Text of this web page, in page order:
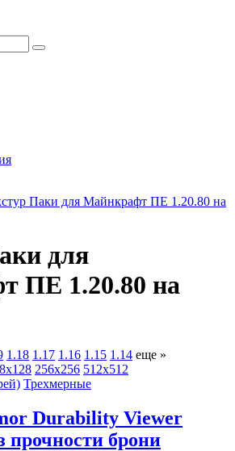
Паки для Майнкрафт ПЕ 1.20.80 на
для
ПЕ 1.20.80 на
1.18 1.17 1.16 1.15 1.14 еще »
256x256 512x512
Трехмерные
Durability Viewer
прочности брони